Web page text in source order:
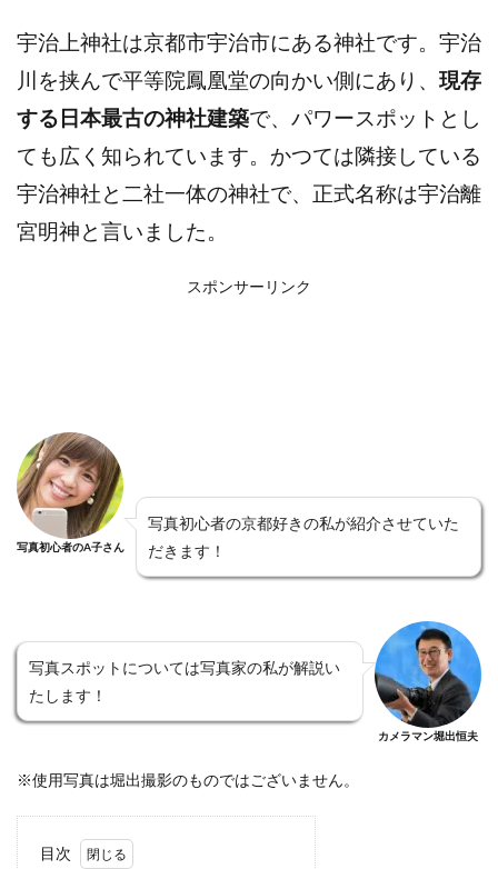
宇治上神社は京都市宇治市にある神社です。宇治
川を挟んで平等院鳳凰堂の向かい側にあり、 現存
する日本最古の神社建築で、パワースポットとし
ても広く知られています。かつては隣接している
宇治神社と二社一体の神社で、正式名称は宇治離
宮明神と言いました。
スポンサーリンク
写真初心者のA子さん
写真初心者の京都好きの私が紹介させていた
だきます！
写真スポットについては写真家の私が解説い
たします！
カメラマン堀出恒夫
※使用写真は堀出撮影のものではございません。
目次